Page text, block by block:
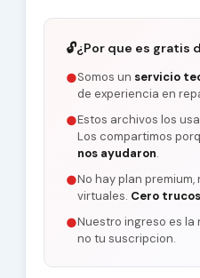
🔓¿Por que es gratis
●Somos un servicio
de experiencia en
●Estos archivos los
Los compartimos
nos ayudaron.
●No hay plan
virtuales. Cero trucos
●Nuestro ingreso es la
no tu suscripcion.